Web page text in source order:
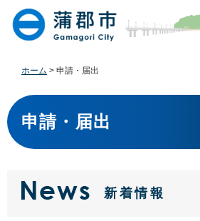
す
。
し
て
ホーム > 申請・届出
本
文
申請・届出
新着情報